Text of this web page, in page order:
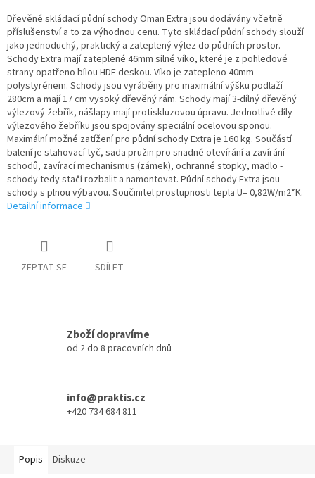
Dřevěné skládací půdní schody Oman Extra jsou dodávány včetně
příslušenství a to za výhodnou cenu. Tyto skládací půdní schody slouží
jako jednoduchý, praktický a zateplený výlez do půdních prostor.
Schody Extra mají zateplené 46mm silné víko, které je z pohledové
strany opatřeno bílou HDF deskou. Víko je zatepleno 40mm
polystyrénem. Schody jsou vyráběny pro maximální výšku podlaží
280cm a mají 17 cm vysoký dřevěný rám. Schody mají 3-dílný dřevěný
výlezový žebřík, nášlapy mají protiskluzovou úpravu. Jednotlivé díly
výlezového žebříku jsou spojovány speciální ocelovou sponou.
Maximální možné zatížení pro půdní schody Extra je 160 kg. Součástí
balení je stahovací tyč, sada pružin pro snadné otevírání a zavírání
schodů, zavírací mechanismus (zámek), ochranné stopky, madlo -
schody tedy stačí rozbalit a namontovat. Půdní schody Extra jsou
schody s plnou výbavou. Součinitel prostupnosti tepla U= 0,82W/m2*K.
Detailní informace
ZEPTAT SE SDÍLET
Zboží dopravíme
od 2 do 8 pracovních dnů
info@praktis.cz
+420 734 684 811
Popis Diskuze